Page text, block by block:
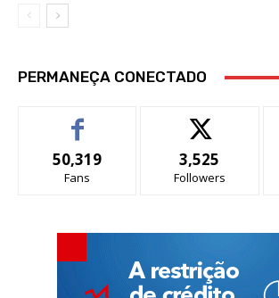
PERMANEÇA CONECTADO
50,319
Fans
3,525
Followers